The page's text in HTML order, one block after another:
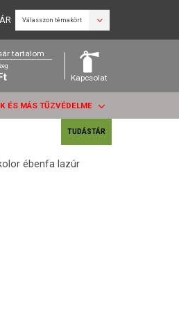
Válasszon témakört
tartalom
Kapcsolat
ÉS MÁS TŰZVÉDELME
TUDÁSTÁR
ébenfa lazúr